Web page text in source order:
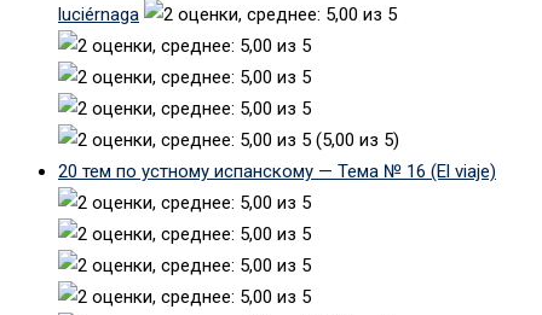
luciérnaga
(5,00 из 5)
20 тем по устному испанскому — Тема № 16 (El viaje)